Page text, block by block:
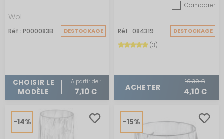
Wol
Réf : P000083B DESTOCKAGE
CHOISIR LE
MODÈLE
A partir de :
7,10 €
Comparer
Réf : 084319 DESTOCKAGE
(3)
ACHETER
10,30 €
4,10 €
-14% -15%